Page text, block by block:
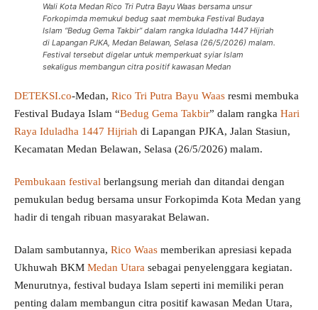
Wali Kota Medan Rico Tri Putra Bayu Waas bersama unsur
Forkopimda memukul bedug saat membuka Festival Budaya
Islam “Bedug Gema Takbir” dalam rangka Iduladha 1447 Hijriah
di Lapangan PJKA, Medan Belawan, Selasa (26/5/2026) malam.
Festival tersebut digelar untuk memperkuat syiar Islam
sekaligus membangun citra positif kawasan Medan
DETEKSI.co-Medan, Rico Tri Putra Bayu Waas resmi membuka
Festival Budaya Islam “Bedug Gema Takbir” dalam rangka Hari
Raya Iduladha 1447 Hijriah di Lapangan PJKA, Jalan Stasiun,
Kecamatan Medan Belawan, Selasa (26/5/2026) malam.
Pembukaan festival berlangsung meriah dan ditandai dengan
pemukulan bedug bersama unsur Forkopimda Kota Medan yang
hadir di tengah ribuan masyarakat Belawan.
Dalam sambutannya, Rico Waas memberikan apresiasi kepada
Ukhuwah BKM Medan Utara sebagai penyelenggara kegiatan.
Menurutnya, festival budaya Islam seperti ini memiliki peran
penting dalam membangun citra positif kawasan Medan Utara,